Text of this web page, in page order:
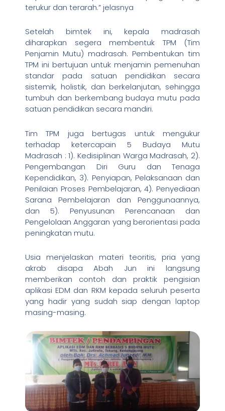
terukur dan terarah.” jelasnya
Setelah bimtek ini, kepala madrasah
diharapkan segera membentuk TPM (Tim
Penjamin Mutu) madrasah. Pembentukan tim
TPM ini bertujuan untuk menjamin pemenuhan
standar pada satuan pendidikan secara
sistemik, holistik, dan berkelanjutan, sehingga
tumbuh dan berkembang budaya mutu pada
satuan pendidikan secara mandiri.
Tim TPM juga bertugas untuk mengukur
terhadap ketercapain 5 Budaya Mutu
Madrasah : 1). Kedisiplinan Warga Madrasah, 2).
Pengembangan Diri Guru dan Tenaga
Kependidikan, 3). Penyiapan, Pelaksanaan dan
Penilaian Proses Pembelajaran, 4). Penyediaan
Sarana Pembelajaran dan Penggunaannya,
dan 5). Penyusunan Perencanaan dan
Pengelolaan Anggaran yang berorientasi pada
peningkatan mutu.
Usia menjelaskan materi teoritis, pria yang
akrab disapa Abah Jun ini langsung
memberikan contoh dan praktik pengisian
aplikasi EDM dan RKM kepada seluruh peserta
yang hadir yang sudah siap dengan laptop
masing-masing.